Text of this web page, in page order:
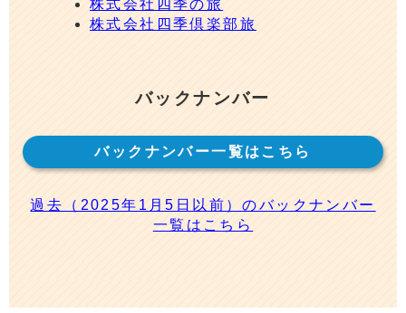
株式会社四季の旅
株式会社四季倶楽部旅
バックナンバー
バックナンバー一覧はこちら
過去（2025年1月5日以前）のバックナンバー
一覧はこちら